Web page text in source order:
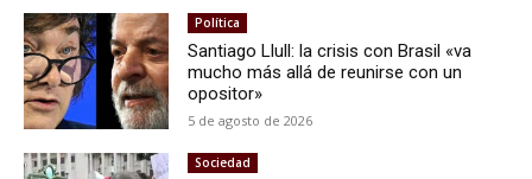
Política
Santiago Llull: la crisis con Brasil «va
mucho más allá de reunirse con un
opositor»
5 de agosto de 2026
Sociedad